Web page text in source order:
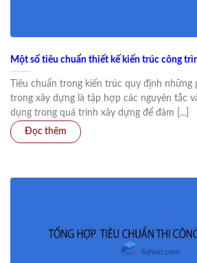
Một số tiêu chuẩn thiết kế kiến trúc công
Tiêu chuẩn trong kiến trúc quy định những
trong xây dựng là tập hợp các nguyên tắc
dụng trong quá trình xây dựng để đảm [...]